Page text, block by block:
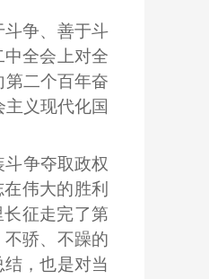
斗争、善于斗
全会上对全
第二个百年奋
义现代化国
争夺取政权
伟大的胜利
征走完了第
骄、不躁的
，也是对当